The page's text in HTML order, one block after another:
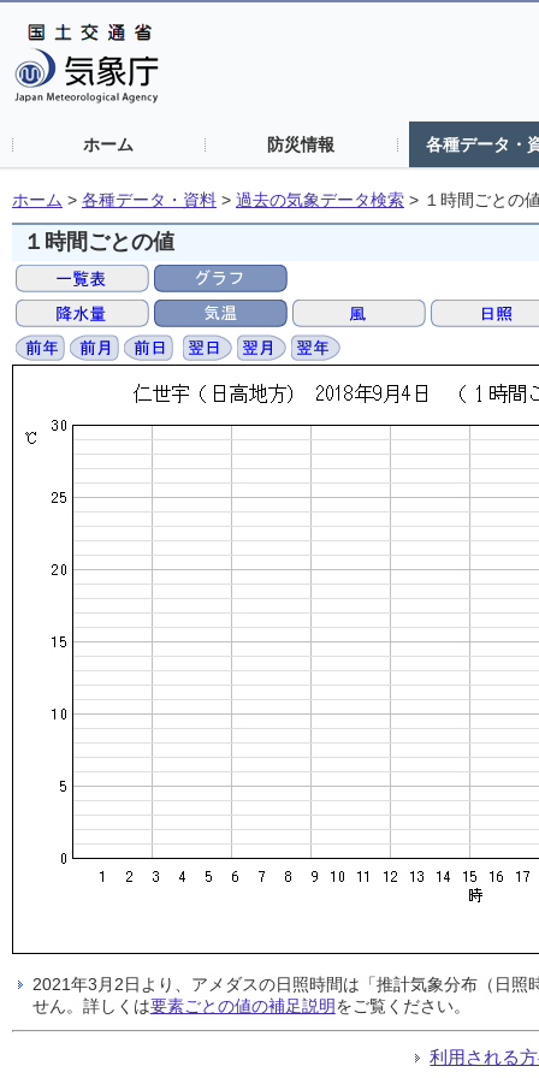
ホーム 防災情報 各種データ・
ホーム > 各種データ・資料 > 過去の気象データ検索 > １時間ごとの
１時間ごとの値
2021年3月2日より、アメダスの日照時間は「推計気象分布（日
せん。詳しくは要素ごとの値の補足説明をご覧ください。
利用される